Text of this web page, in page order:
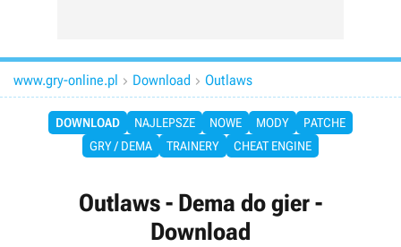
www.gry-online.pl  Download  Outlaws
DOWNLOAD NAJLEPSZE NOWE MODY
PATCHE
GRY / DEMA
TRAINERY CHEAT ENGINE
Outlaws - Dema do gier -
Download